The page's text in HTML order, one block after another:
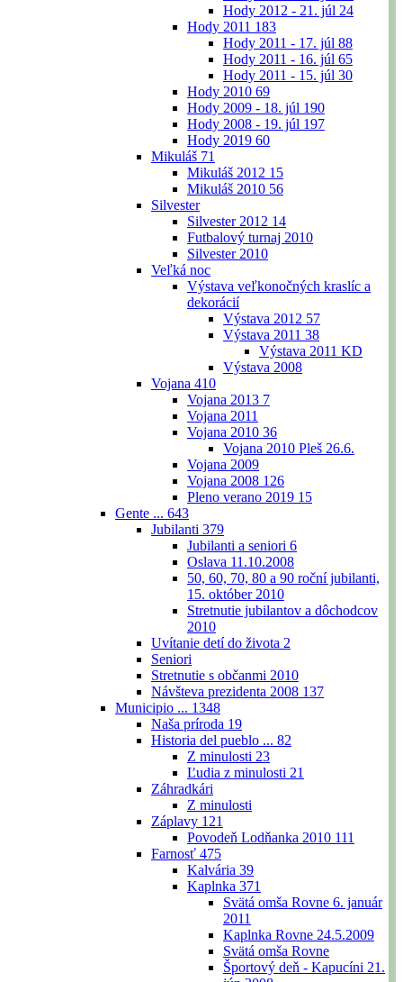
Hody 2012 - 21. júl 24
Hody 2011 183
Hody 2011 - 17. júl 88
Hody 2011 - 16. júl 65
Hody 2011 - 15. júl 30
Hody 2010 69
Hody 2009 - 18. júl 190
Hody 2008 - 19. júl 197
Hody 2019 60
Mikuláš 71
Mikuláš 2012 15
Mikuláš 2010 56
Silvester
Silvester 2012 14
Futbalový turnaj 2010
Silvester 2010
Veľká noc
Výstava veľkonočných kraslíc a
dekorácií
Výstava 2012 57
Výstava 2011 38
Výstava 2011 KD
Výstava 2008
Vojana 410
Vojana 2013 7
Vojana 2011
Vojana 2010 36
Vojana 2010 Pleš 26.6.
Vojana 2009
Vojana 2008 126
Pleno verano 2019 15
Gente ... 643
Jubilanti 379
Jubilanti a seniori 6
Oslava 11.10.2008
50, 60, 70, 80 a 90 roční jubilanti,
15. október 2010
Stretnutie jubilantov a dôchodcov
2010
Uvítanie detí do života 2
Seniori
Stretnutie s občanmi 2010
Návšteva prezidenta 2008 137
Municipio ... 1348
Naša príroda 19
Historia del pueblo ... 82
Z minulosti 23
Ľudia z minulosti 21
Záhradkári
Z minulosti
Záplavy 121
Povodeň Lodňanka 2010 111
Farnosť 475
Kalvária 39
Kaplnka 371
Svätá omša Rovne 6. január
2011
Kaplnka Rovne 24.5.2009
Svätá omša Rovne
Športový deň - Kapucíni 21.